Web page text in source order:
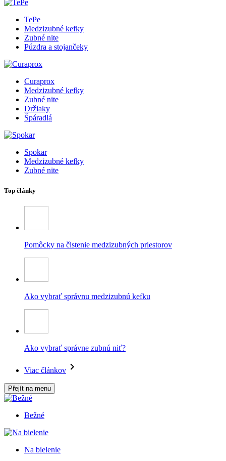
TePe
Medzizubné kefky
Zubné nite
Púzdra a stojančeky
Curaprox
Medzizubné kefky
Zubné nite
Držiaky
Špáradlá
Spokar
Medzizubné kefky
Zubné nite
Top články
Pomôcky na čistenie medzizubných priestorov
Ako vybrať správnu medzizubnú kefku
Ako vybrať správne zubnú niť?
Viac článkov
Přejít na menu
Bežné
Na bielenie